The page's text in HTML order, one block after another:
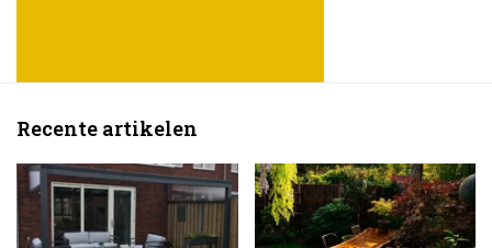
Recente artikelen